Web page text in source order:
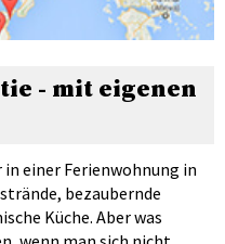
- mit eigenen
einer Ferienwohnung in
bezaubernde
Küche. Aber was